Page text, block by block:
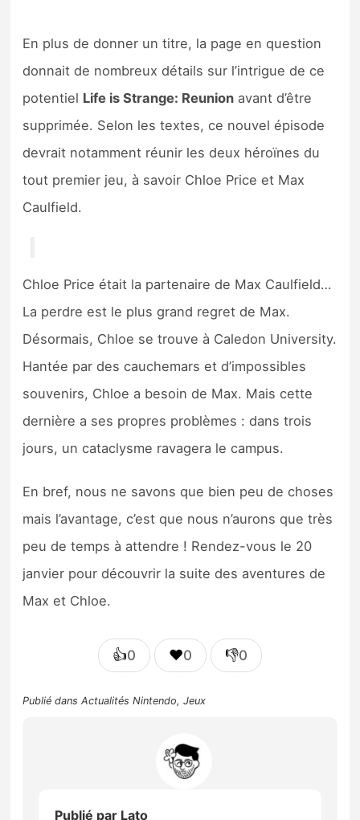
En plus de donner un titre, la page en question
donnait de nombreux détails sur l’intrigue de ce
potentiel Life is Strange: Reunion avant d’être
supprimée. Selon les textes, ce nouvel épisode
devrait notamment réunir les deux héroïnes du
tout premier jeu, à savoir Chloe Price et Max
Caulfield.
Chloe Price était la partenaire de Max Caulfield…
La perdre est le plus grand regret de Max.
Désormais, Chloe se trouve à Caledon University.
Hantée par des cauchemars et d’impossibles
souvenirs, Chloe a besoin de Max. Mais cette
dernière a ses propres problèmes : dans trois
jours, un cataclysme ravagera le campus.
En bref, nous ne savons que bien peu de choses
mais l’avantage, c’est que nous n’aurons que très
peu de temps à attendre ! Rendez-vous le 20
janvier pour découvrir la suite des aventures de
Max et Chloe.
👍0 ❤️0 👎0
Publié dansActualités Nintendo,Jeux
Publié par Lato